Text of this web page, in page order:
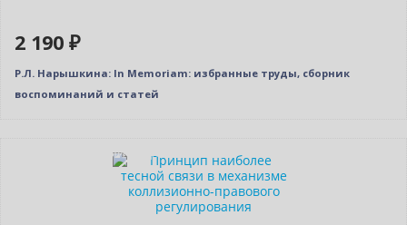
2 190 ₽
Р.Л. Нарышкина: In Memoriam: избранные труды, сборник
воспоминаний и статей
Индивидуальный подход